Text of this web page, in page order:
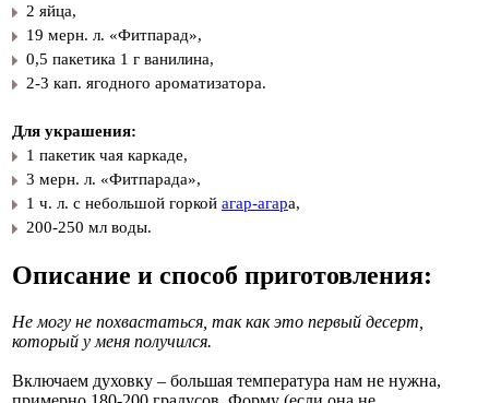
2 яйца,
19 мерн. л. «Фитпарад»,
0,5 пакетика 1 г ванилина,
2-3 кап. ягодного ароматизатора.
Для украшения:
1 пакетик чая каркаде,
3 мерн. л. «Фитпарада»,
1 ч. л. с небольшой горкой агар-агара,
200-250 мл воды.
Описание и способ приготовления:
Не могу не похвастаться, так как это первый десерт,
который у меня получился.
Включаем духовку – большая температура нам не нужна,